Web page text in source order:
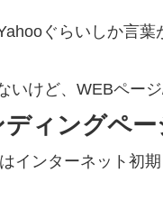
ぐらいしか言
いけど、WEBペー
ィングペ
インターネット初